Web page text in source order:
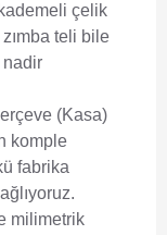
çelik
teli bile
nadir
(Kasa)
komple
fabrika
milimetrik